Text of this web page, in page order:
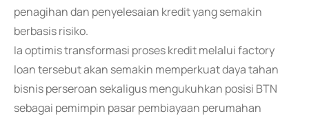
penagihan dan penyelesaian kredit yang semakin
berbasis risiko.
Ia optimis transformasi proses kredit melalui factory
loan tersebut akan semakin memperkuat daya tahan
bisnis perseroan sekaligus mengukuhkan posisi BTN
sebagai pemimpin pasar pembiayaan perumahan